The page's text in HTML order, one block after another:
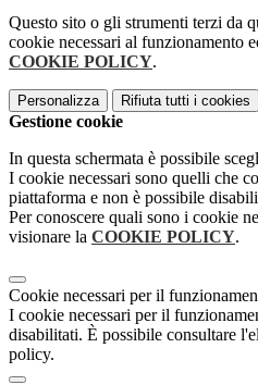
Questo sito o gli strumenti terzi da
cookie necessari al funzionamento
COOKIE POLICY.
Personalizza Rifiuta tutti i cookies
Gestione cookie
In questa schermata è possibile
I cookie necessari sono quelli che
piattaforma e non è possibile
Per conoscere quali sono i cookie
visionare la COOKIE POLICY.
Cookie necessari per il
I cookie necessari per il
disabilitati. È possibile consultare
policy.